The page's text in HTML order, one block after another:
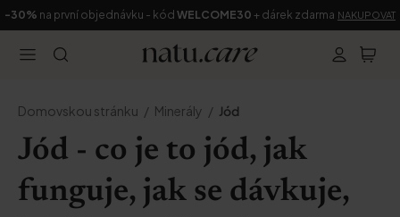
-30% na první objednávku - kód WELCOME30 + dárek zdarma NAKUPOVAT
Domovskou stránku Minerály Jód
Jód - co je to jód, jak
funguje, jak se dávkuje,